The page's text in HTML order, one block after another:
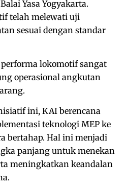
Yasa Yogyakarta.
telah melewati uji
sesuai dengan standar
lokomotif sangat
operasional angkutan
ini, KAI berencana
teknologi MEP ke
bertahap. Hal ini menjadi
panjang untuk menekan
meningkatkan keandalan